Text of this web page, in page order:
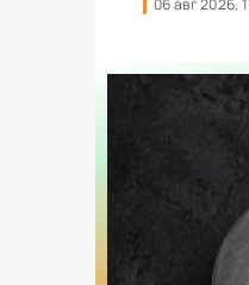
06 авг 2026,